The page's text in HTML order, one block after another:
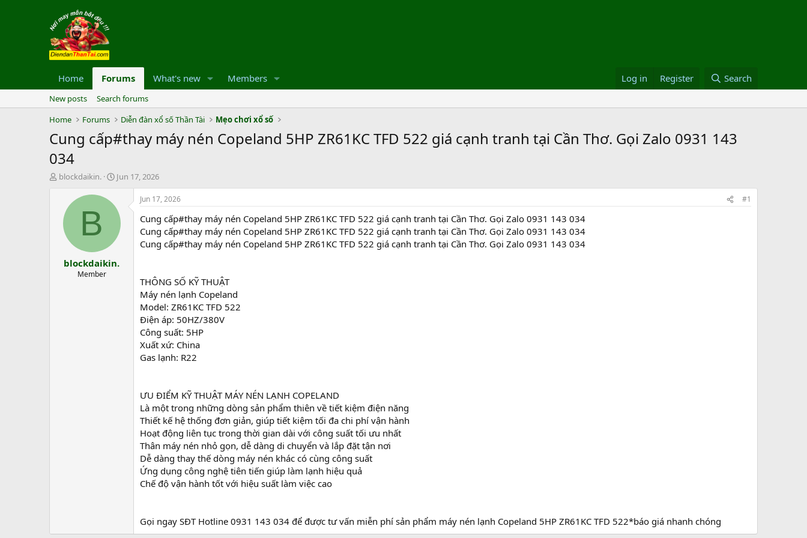
Home Forums What's new Members Log in Register Search
New posts
Search forums
Home
Forums Diễn đàn xổ số Thần Tài Mẹo chơi xổ số
Cung cấp#thay máy nén Copeland 5HP ZR61KC TFD 522 giá cạnh tranh tại Cần Thơ. Gọi Zalo 0931 143
034
T
blockdaikin.
S
r
d
a
e
Jun 17, 2026
B
blockdaikin.
Member
Jun 17, 2026 #1
Cung cấp#thay máy nén Copeland 5HP ZR61KC TFD 522 giá cạnh tranh tại Cần Thơ. Gọi Zalo 0931 143 034
Cung cấp#thay máy nén Copeland 5HP ZR61KC TFD 522 giá cạnh tranh tại Cần Thơ. Gọi Zalo 0931 143 034
Cung cấp#thay máy nén Copeland 5HP ZR61KC TFD 522 giá cạnh tranh tại Cần Thơ. Gọi Zalo 0931 143 034
THÔNG SỐ KỸ THUẬT
Máy nén lạnh Copeland
Model: ZR61KC TFD 522
Điện áp: 50HZ/380V
Công suất: 5HP
Xuất xứ: China
Gas lạnh: R22
ƯU ĐIỂM KỸ THUẬT MÁY NÉN LẠNH COPELAND
Là một trong những dòng sản phẩm thiên về tiết kiệm điện năng
Thiết kế hệ thống đơn giản, giúp tiết kiệm tối đa chi phí vận hành
Hoạt động liên tục trong thời gian dài với công suất tối ưu nhất
Thân máy nén nhỏ gọn, dễ dàng di chuyển và lắp đặt tận nơi
Dễ dàng thay thế dòng máy nén khác có cùng công suất
Ứng dụng công nghệ tiên tiến giúp làm lạnh hiệu quả
Chế độ vận hành tốt với hiệu suất làm việc cao
Gọi ngay SĐT Hotline 0931 143 034 để được tư vấn miễn phí sản phẩm máy nén lạnh Copeland 5HP ZR61KC TFD 522*báo giá nhanh chóng